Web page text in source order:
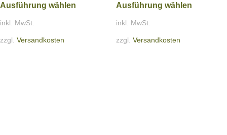
Ausführung wählen
inkl. MwSt.
zzgl. Versandkosten
Ausführung wählen
inkl. MwSt.
zzgl. Versandkosten